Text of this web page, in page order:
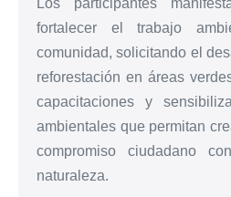
Los participantes
fortalecer el trabajo
comunidad, solicitando el
reforestación en áreas
capacitaciones y
ambientales que permitan
compromiso ciudadano
naturaleza.